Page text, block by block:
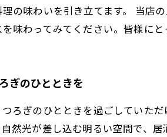
の味わいを引き立てます。 当店
味わってみてください。皆様に
ぎのひとときを
ろぎのひとときを過ごしていた
然光が差し込む明るい空間で、